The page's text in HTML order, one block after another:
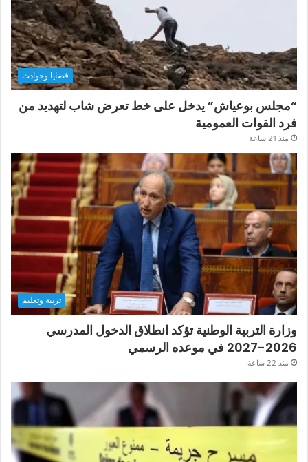
قضايا وحوادث
“مجلس بوعياش” يدخل على خط تعرض شاب لتهديد من
فرد القوات العمومية
منذ 21 ساعة
تربية وتعليم
وزارة التربية الوطنية تؤكد انطلاق الدخول المدرسي
2026-2027 في موعده الرسمي
منذ 22 ساعة